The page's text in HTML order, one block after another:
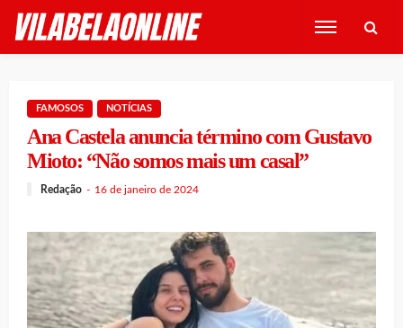
FAMOSOS NOTÍCIAS
Ana Castela anuncia término com Gustavo
Mioto: “Não somos mais um casal”
Redação 16 de janeiro de 2024